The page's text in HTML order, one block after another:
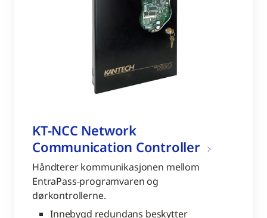
KT-NCC Network
Communication Controller
Håndterer kommunikasjonen mellom
EntraPass-programvaren og
dørkontrollerne.
Innebygd redundans beskytter